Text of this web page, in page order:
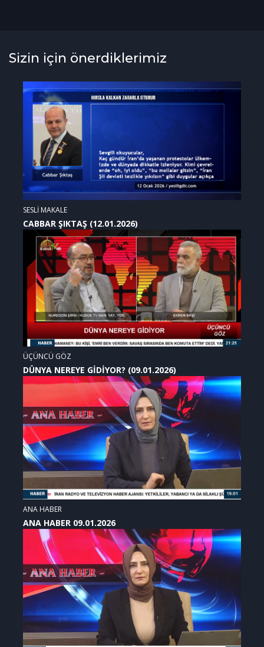
Sizin için önerdiklerimiz
SESLİ MAKALE
CABBAR ŞIKTAŞ (12.01.2026)
ÜÇÜNCÜ GÖZ
DÜNYA NEREYE GİDİYOR? (09.01.2026)
ANA HABER
ANA HABER 09.01.2026